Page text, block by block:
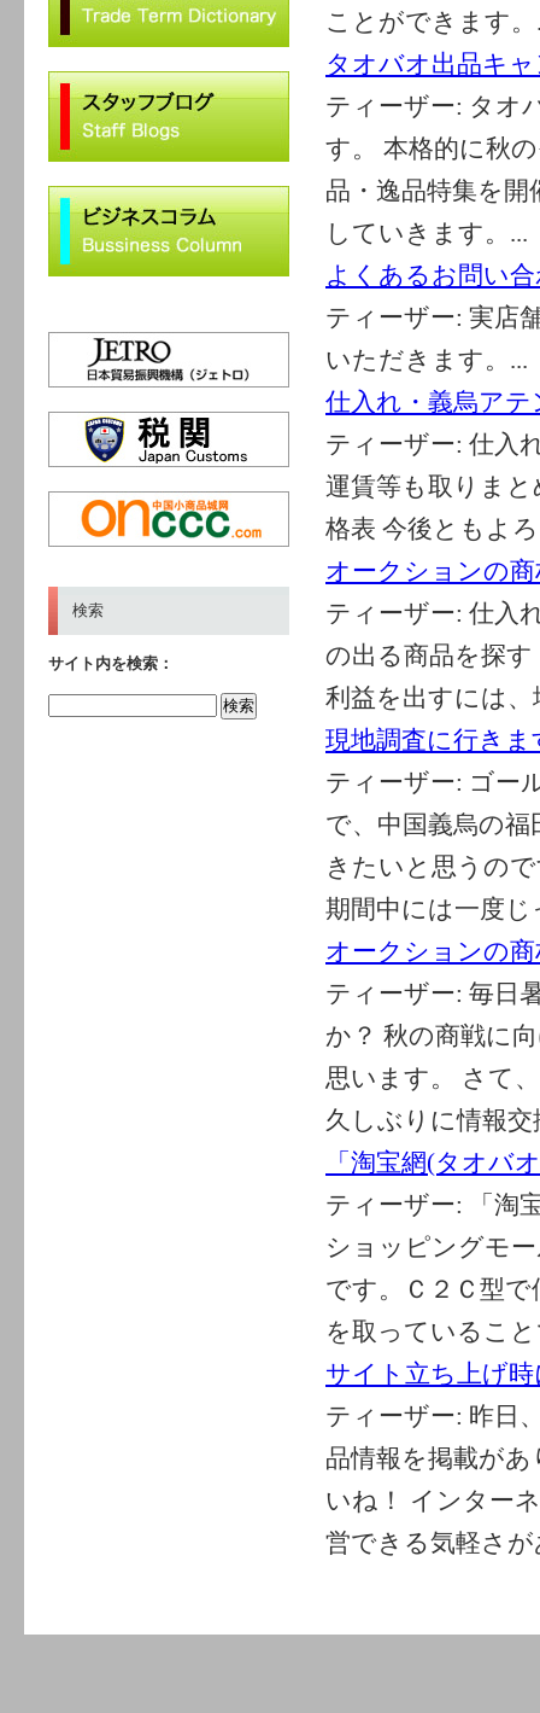
ことができます。
タオバオ出品キ
ティーザー: タオ
す。 本格的に秋
品・逸品特集を
していきます。...
よくあるお問い
ティーザー: 実店
いただきます。...
仕入れ・義烏ア
ティーザー: 仕入
運賃等も取りま
格表 今後ともよ
オークションの
ティーザー: 仕入
の出る商品を探
利益を出すには、
現地調査に行き
ティーザー: ゴー
で、中国義烏の
きたいと思うの
期間中には一度じ
オークションの
ティーザー: 毎日
か？ 秋の商戦に
思います。 さて
久しぶりに情報
「淘宝網(タオバ
ティーザー:
「淘
ショッピングモ
です。Ｃ２Ｃ型
を取っていること
サイト立ち上げ
ティーザー: 昨日
品情報を掲載が
いね！ インター
営できる気軽さが
検索
サイト内を検索：